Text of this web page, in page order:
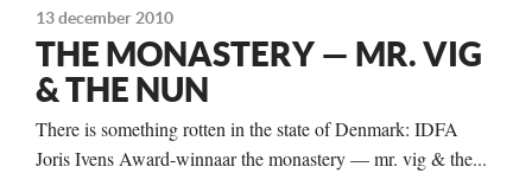
13 december 2010
THE MONASTERY — MR. VIG
& THE NUN
There is something rotten in the state of Denmark: IDFA
Joris Ivens Award-winnaar the monastery — mr. vig & the...